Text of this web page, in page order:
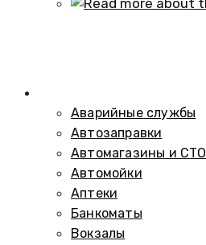
Аварийные службы
Автозаправки
Автомагазины и СТО
Автомойки
Аптеки
Банкоматы
Вокзалы